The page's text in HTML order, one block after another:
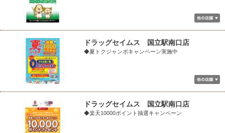
ドラッグセイムス 国立駅南口店
◆夏トクジャンボキャンペーン実施中
ドラッグセイムス 国立駅南口店
◆楽天10000ポイント抽選キャンペーン